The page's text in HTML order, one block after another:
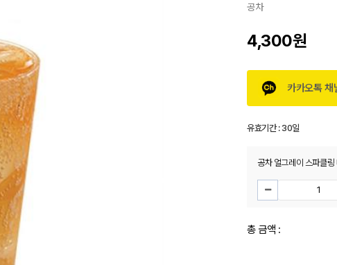
공차
4,300원
카카오톡 채
유효기간 :30일
공차 얼그레이 스파클링
총 금액 :